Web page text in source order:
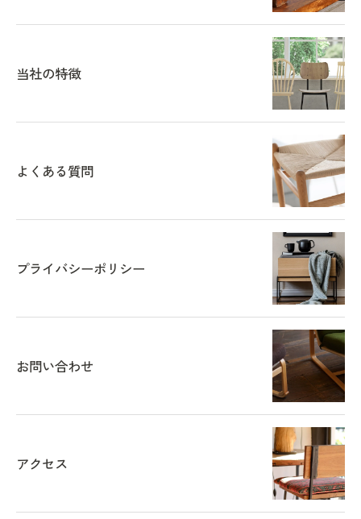
当社の特徴
よくある質問
プライバシーポリシー
お問い合わせ
アクセス